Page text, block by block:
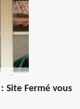
Site Fermé vous